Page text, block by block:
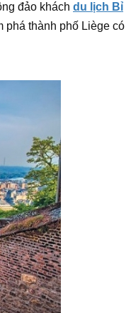
đảo khách du lịch Bỉ
phá thành phố Liège có